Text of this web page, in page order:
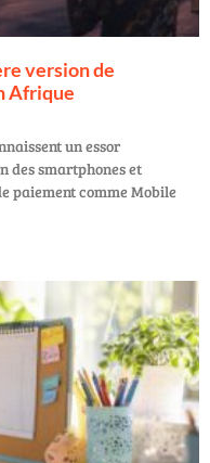
version de
Afrique
un essor
des smartphones et
paiement comme Mobile